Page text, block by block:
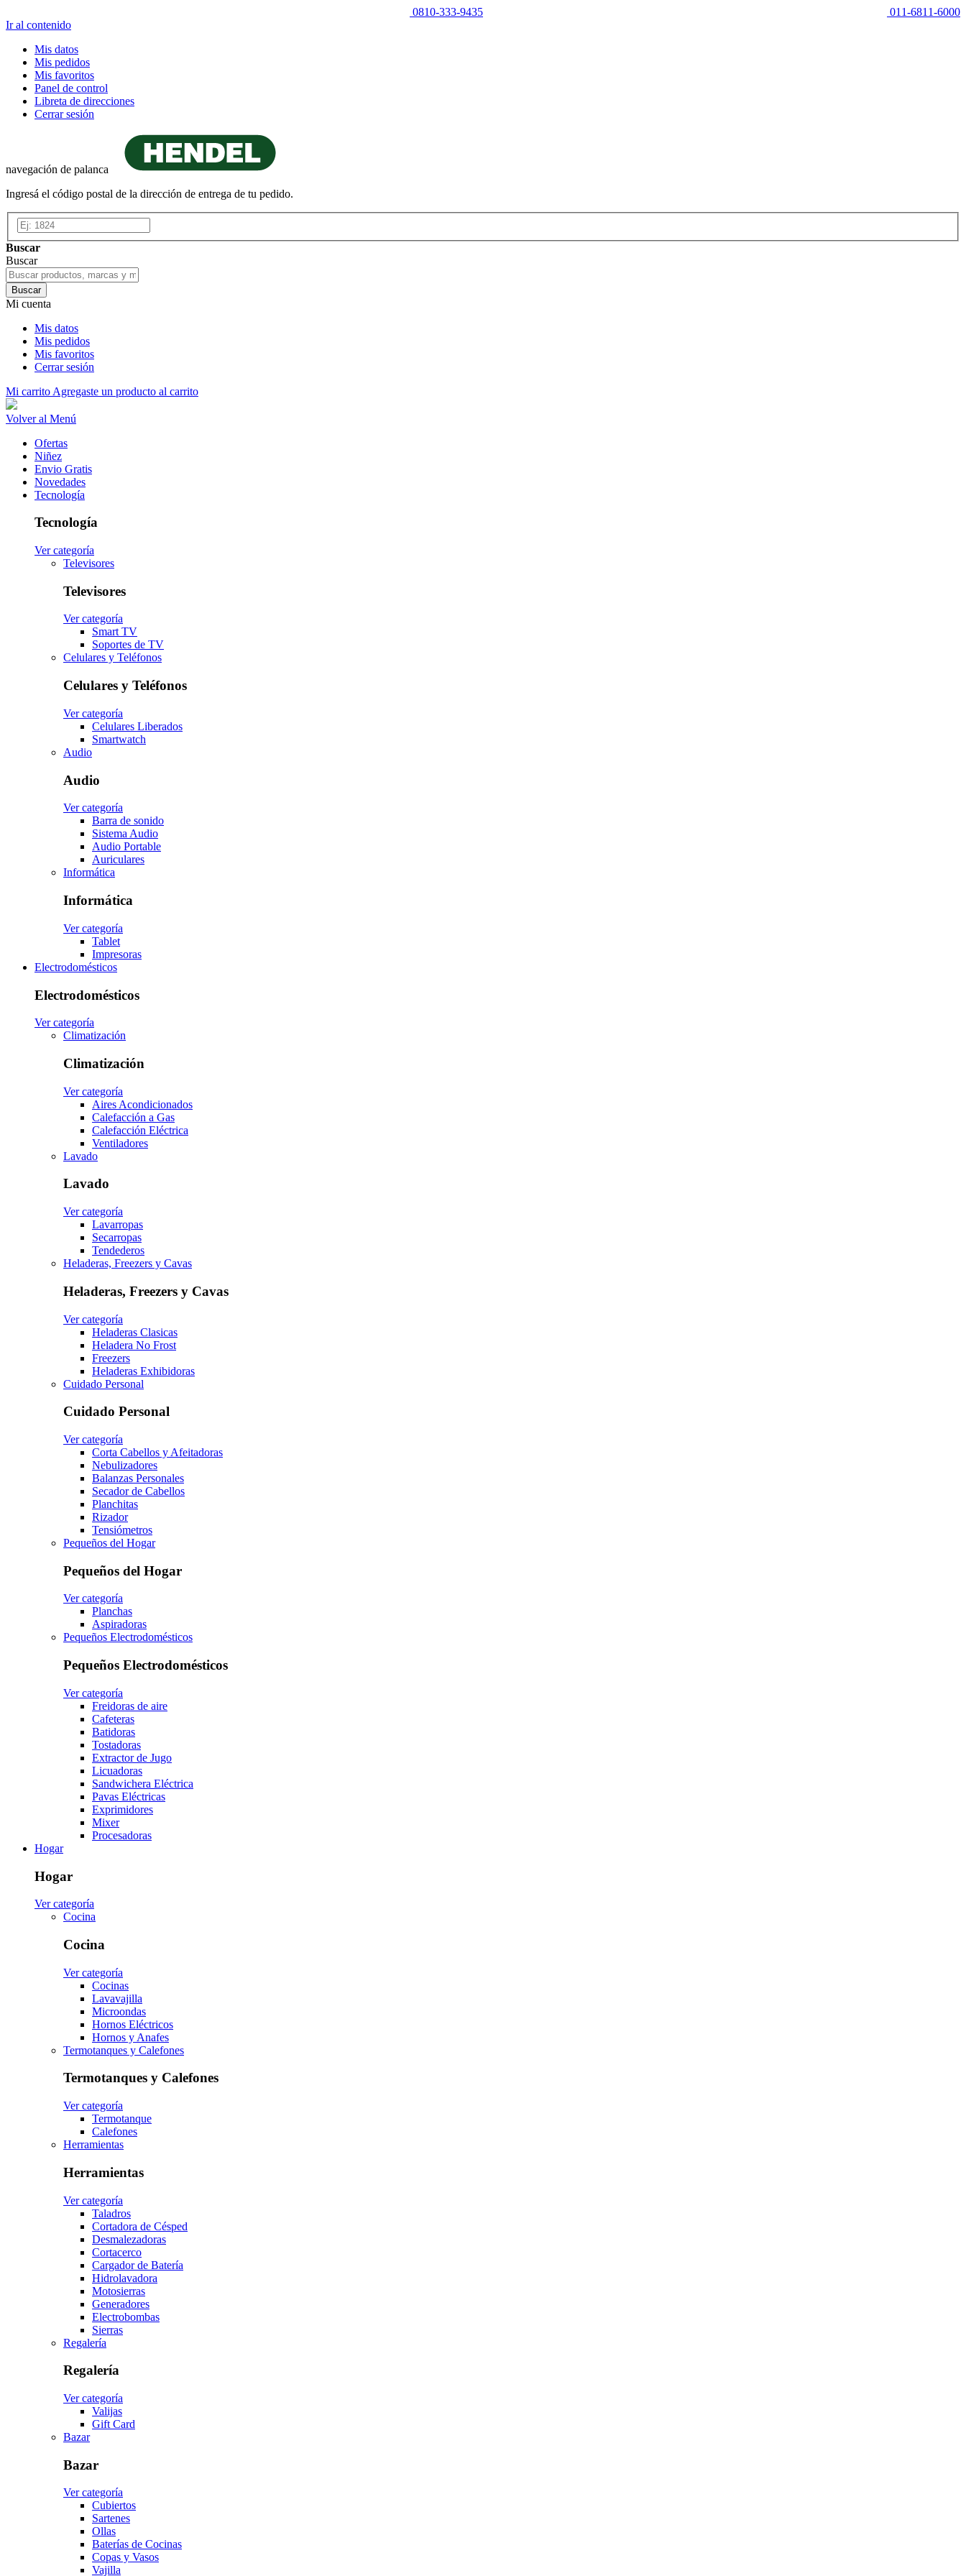
0810-333-9435
011-6811-6000
Ir al contenido
Mis datos
Mis pedidos
Mis favoritos
Panel de control
Libreta de direcciones
Cerrar sesión
navegación de palanca
Ingresá el código postal de la dirección de entrega de tu pedido.
Buscar
Buscar
Buscar
Mi cuenta
Mis datos
Mis pedidos
Mis favoritos
Cerrar sesión
Mi carrito Agregaste un producto al carrito
Volver al Menú
Ofertas
Niñez
Envio Gratis
Novedades
Tecnología
Tecnología
Ver categoría
Televisores
Televisores
Ver categoría
Smart TV
Soportes de TV
Celulares y Teléfonos
Celulares y Teléfonos
Ver categoría
Celulares Liberados
Smartwatch
Audio
Audio
Ver categoría
Barra de sonido
Sistema Audio
Audio Portable
Auriculares
Informática
Informática
Ver categoría
Tablet
Impresoras
Electrodomésticos
Electrodomésticos
Ver categoría
Climatización
Climatización
Ver categoría
Aires Acondicionados
Calefacción a Gas
Calefacción Eléctrica
Ventiladores
Lavado
Lavado
Ver categoría
Lavarropas
Secarropas
Tendederos
Heladeras, Freezers y Cavas
Heladeras, Freezers y Cavas
Ver categoría
Heladeras Clasicas
Heladera No Frost
Freezers
Heladeras Exhibidoras
Cuidado Personal
Cuidado Personal
Ver categoría
Corta Cabellos y Afeitadoras
Nebulizadores
Balanzas Personales
Secador de Cabellos
Planchitas
Rizador
Tensiómetros
Pequeños del Hogar
Pequeños del Hogar
Ver categoría
Planchas
Aspiradoras
Pequeños Electrodomésticos
Pequeños Electrodomésticos
Ver categoría
Freidoras de aire
Cafeteras
Batidoras
Tostadoras
Extractor de Jugo
Licuadoras
Sandwichera Eléctrica
Pavas Eléctricas
Exprimidores
Mixer
Procesadoras
Hogar
Hogar
Ver categoría
Cocina
Cocina
Ver categoría
Cocinas
Lavavajilla
Microondas
Hornos Eléctricos
Hornos y Anafes
Termotanques y Calefones
Termotanques y Calefones
Ver categoría
Termotanque
Calefones
Herramientas
Herramientas
Ver categoría
Taladros
Cortadora de Césped
Desmalezadoras
Cortacerco
Cargador de Batería
Hidrolavadora
Motosierras
Generadores
Electrobombas
Sierras
Regalería
Regalería
Ver categoría
Valijas
Gift Card
Bazar
Bazar
Ver categoría
Cubiertos
Sartenes
Ollas
Baterías de Cocinas
Copas y Vasos
Vajilla